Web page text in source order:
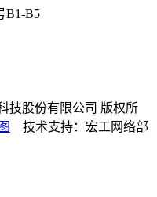
B1-B5
技股份有限公司 版权所
技术支持：宏工网络部